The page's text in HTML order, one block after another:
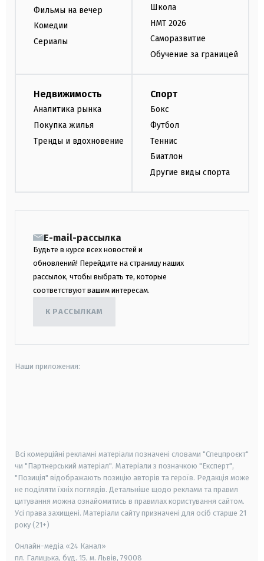
Фильмы на вечер
Комедии
Сериалы
Школа
НМТ 2026
Саморазвитие
Обучение за границей
Недвижимость
Аналитика рынка
Покупка жилья
Тренды и вдохновение
Спорт
Бокс
Футбол
Теннис
Биатлон
Другие виды спорта
E-mail-рассылка
Будьте в курсе всех новостей и
обновлений! Перейдите на страницу наших
рассылок, чтобы выбрать те, которые
соответствуют вашим интересам.
К РАССЫЛКАМ
Наши приложения:
Всі комерційні рекламні матеріали позначені словами "Спецпроєкт"
чи "Партнерський матеріал". Матеріали з позначкою "Експерт",
"Позиція" відображають позицію авторів та героїв. Редакція може
не поділяти їхніх поглядів. Детальніше щодо реклами та правил
цитування можна ознайомитись в правилах користування сайтом.
Усі права захищені. Матеріали сайту призначені для осіб старше 21
року (21+)
Онлайн-медіа «24 Канал»
пл. Галицька, буд. 15, м. Львів, 79008